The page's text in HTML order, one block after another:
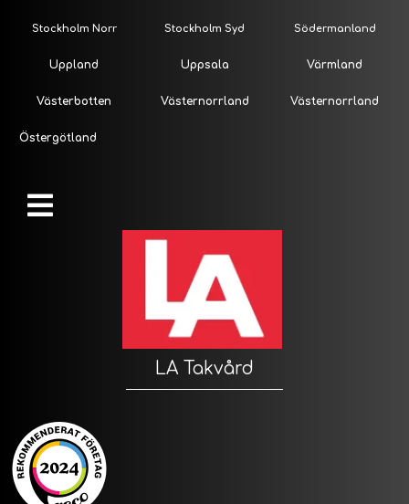
Stockholm Norr Stockholm Syd Södermanland
Uppland Uppsala Värmland
Västerbotten Västernorrland Västernorrland
Östergötland
LA Takvård